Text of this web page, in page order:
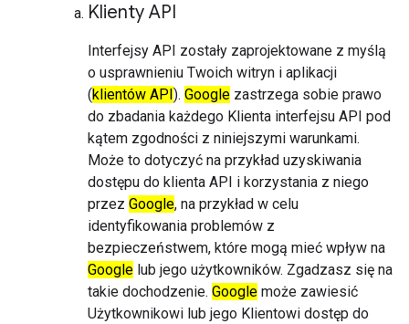
Klienty API
Interfejsy API zostały zaprojektowane z myślą
o usprawnieniu Twoich witryn i aplikacji
(klientów API). Google zastrzega sobie prawo
do zbadania każdego Klienta interfejsu API pod
kątem zgodności z niniejszymi warunkami.
Może to dotyczyć na przykład uzyskiwania
dostępu do klienta API i korzystania z niego
przez Google, na przykład w celu
identyfikowania problemów z
bezpieczeństwem, które mogą mieć wpływ na
Google lub jego użytkowników. Zgadzasz się na
takie dochodzenie. Google może zawiesić
Użytkownikowi lub jego Klientowi dostęp do